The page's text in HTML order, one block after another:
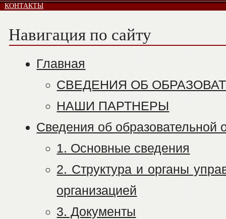
КОНТАКТЫ
Навигация по сайту
Главная
СВЕДЕНИЯ ОБ
НАШИ ПАРТНЕРЫ
Сведения об образовательной
1. Основные сведения
2. Структура и органы
организацией
3. Документы